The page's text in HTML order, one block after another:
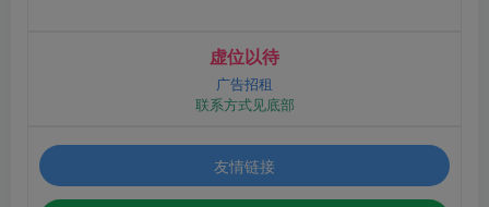
虚位以待
广告招租
联系方式见底部
友情链接